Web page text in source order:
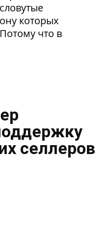
которых
что в
селлеров